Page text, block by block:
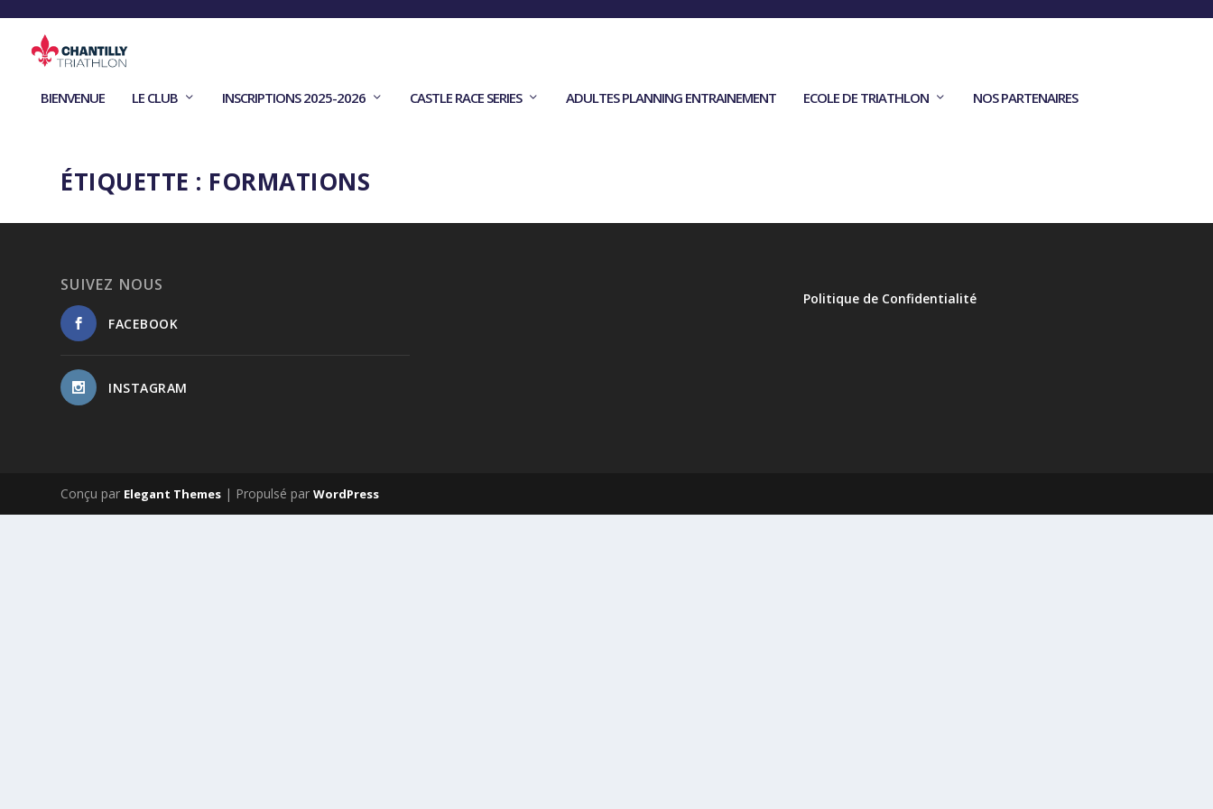
BIENVENUE LE CLUB INSCRIPTIONS 2025-2026 CASTLE RACE SERIES ADULTES PLANNING ENTRAINEMENT ECOLE DE TRIATHLON NOS PARTENAIRES
ÉTIQUETTE : FORMATIONS
SUIVEZ NOUS
FACEBOOK
INSTAGRAM
Politique de Confidentialité
Conçu par Elegant Themes | Propulsé parWordPress